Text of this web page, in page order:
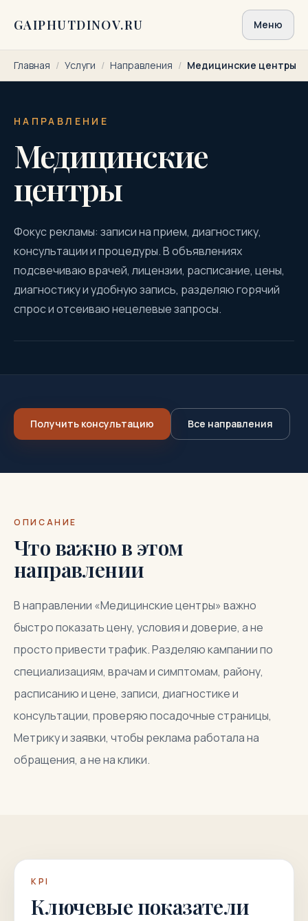
GAIPHUTDINOV.RU Меню
Главная / Услуги / Направления / Медицинские центры
НАПРАВЛЕНИЕ
Медицинские
центры
Фокус рекламы: записи на прием, диагностику,
консультации и процедуры. В объявлениях
подсвечиваю врачей, лицензии, расписание, цены,
диагностику и удобную запись, разделяю горячий
спрос и отсеиваю нецелевые запросы.
Получить консультацию Все направления
ОПИСАНИЕ
Что важно в этом
направлении
В направлении «Медицинские центры» важно
быстро показать цену, условия и доверие, а не
просто привести трафик. Разделяю кампании по
специализациям, врачам и симптомам, району,
расписанию и цене, записи, диагностике и
консультации, проверяю посадочные страницы,
Метрику и заявки, чтобы реклама работала на
обращения, а не на клики.
KPI
Ключевые показатели